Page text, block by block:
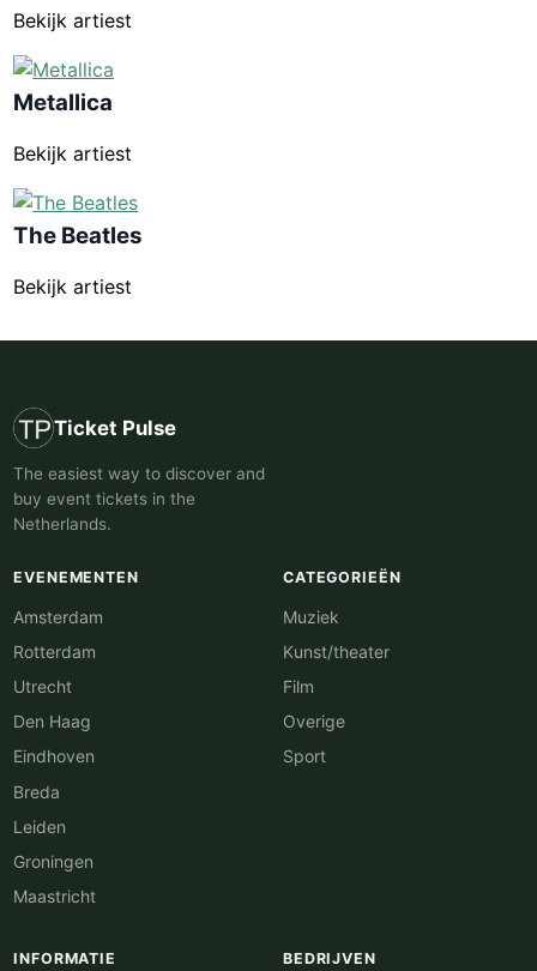
Bekijk artiest
Metallica
Bekijk artiest
The Beatles
Bekijk artiest
Ticket Pulse
The easiest way to discover and
buy event tickets in the
Netherlands.
EVENEMENTEN
Amsterdam
Rotterdam
Utrecht
Den Haag
Eindhoven
Breda
Leiden
Groningen
Maastricht
CATEGORIEËN
Muziek
Kunst/theater
Film
Overige
Sport
INFORMATIE BEDRIJVEN